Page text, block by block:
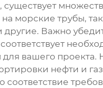
существует
на морские трубы,
другие. Важно
для вашего
нефти и
соответствие